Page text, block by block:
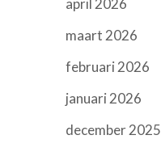
april 2026
maart 2026
februari 2026
januari 2026
december 2025